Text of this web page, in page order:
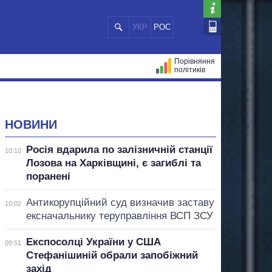
УКР РОС
Порівняння
політиків
НОВИНИ
10:10
Росія вдарила по залізничній станції
Лозова на Харківщині, є загиблі та
поранені
10:02
Антикорупційний суд визначив заставу
ексначальнику теруправління ВСП ЗСУ
09:51
Експосолці України у США
Стефанішиній обрали запобіжний
захід